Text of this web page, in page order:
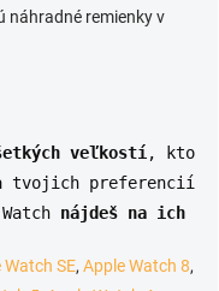
náhradné remienky v
veľkostí , ktoré
tvojich preferencií a
nájdeš na ich
Watch SE, Apple Watch 8,